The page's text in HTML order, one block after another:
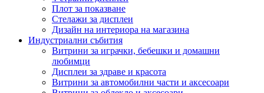
Плот за показване
Стелажи за дисплеи
Дизайн на интериора на магазина
Индустриални събития
Витрини за играчки, бебешки и домашни
любимци
Дисплеи за здраве и красота
Витрини за автомобилни части и аксесоари